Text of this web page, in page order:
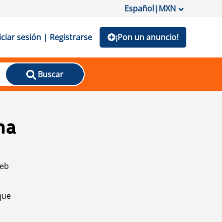
Español|MXN
sesión | Registrarse ¡Pon un anuncio!
Buscar